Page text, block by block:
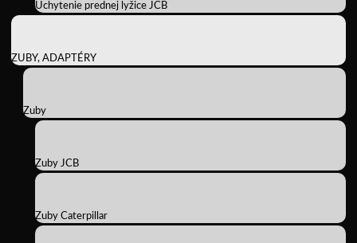
Uchytenie prednej lyžice JCB
ZUBY, ADAPTÉRY
Zuby
Zuby JCB
Zuby Caterpillar